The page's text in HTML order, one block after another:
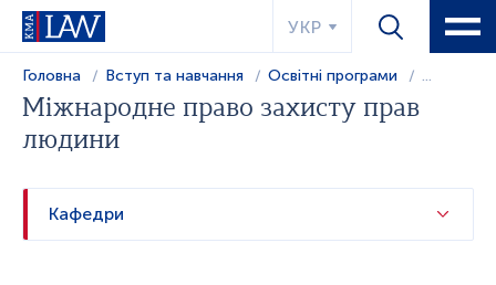
УКР
Головна Вступ та навчання Освітні програми ...
Міжнародне право захисту прав
людини
Кафедри